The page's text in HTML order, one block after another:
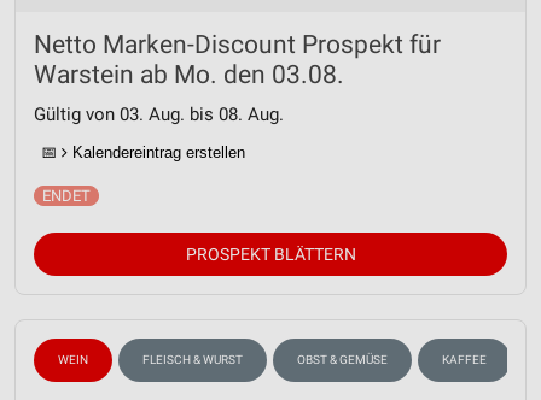
Netto Marken-Discount Prospekt für
Warstein ab Mo. den 03.08.
Gültig von 03. Aug. bis 08. Aug.
📅 Kalendereintrag erstellen
PROSPEKT BLÄTTERN
WEIN FLEISCH & WURST OBST & GEMÜSE KAFFEE